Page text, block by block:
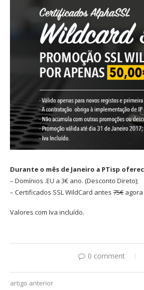
Durante o mês de Janeiro a PTisp
– Domínios .EU a 3€ ano. (Desconto Direto);
– Certificados SSL WildCard antes 75€
Valores com Iva incluído.
0 comment
artigo anterior